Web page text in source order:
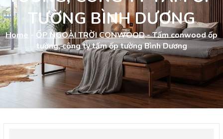
TƯỜNG BÌNH DƯƠNG
Home - ỐP NGOÀI TRỜI CONWOOD-Tấm conwood ốp
tường, công ty tấm ốp tường Bình Dương